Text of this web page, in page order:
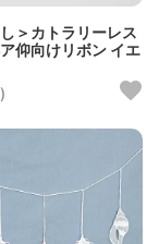
＞カトラリーレス
仰向けリボン イエ